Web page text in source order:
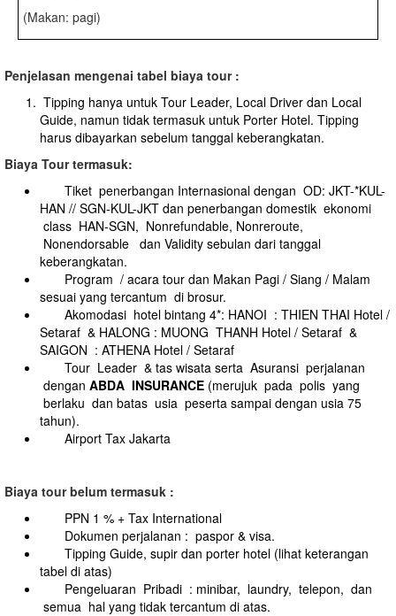
(Makan: pagi)
Penjelasan mengenai tabel biaya tour :
Tipping hanya untuk Tour Leader, Local Driver dan Local
Guide, namun tidak termasuk untuk Porter Hotel. Tipping
harus dibayarkan sebelum tanggal keberangkatan.
Biaya Tour termasuk:
Tiket penerbangan Internasional dengan OD: JKT-*KUL-
HAN // SGN-KUL-JKT dan penerbangan domestik ekonomi
class HAN-SGN, Nonrefundable, Nonreroute,
Nonendorsable dan Validity sebulan dari tanggal
keberangkatan.
Program / acara tour dan Makan Pagi / Siang / Malam
sesuai yang tercantum di brosur.
Akomodasi hotel bintang 4*: HANOI : THIEN THAI Hotel /
Setaraf & HALONG : MUONG THANH Hotel / Setaraf &
SAIGON : ATHENA Hotel / Setaraf
Tour Leader & tas wisata serta Asuransi perjalanan
dengan ABDA INSURANCE (merujuk pada polis yang
berlaku dan batas usia peserta sampai dengan usia 75
tahun).
Airport Tax Jakarta
Biaya tour belum termasuk :
PPN 1 % + Tax International
Dokumen perjalanan : paspor & visa.
Tipping Guide, supir dan porter hotel (lihat keterangan
tabel di atas)
Pengeluaran Pribadi : minibar, laundry, telepon, dan
semua hal yang tidak tercantum di atas.